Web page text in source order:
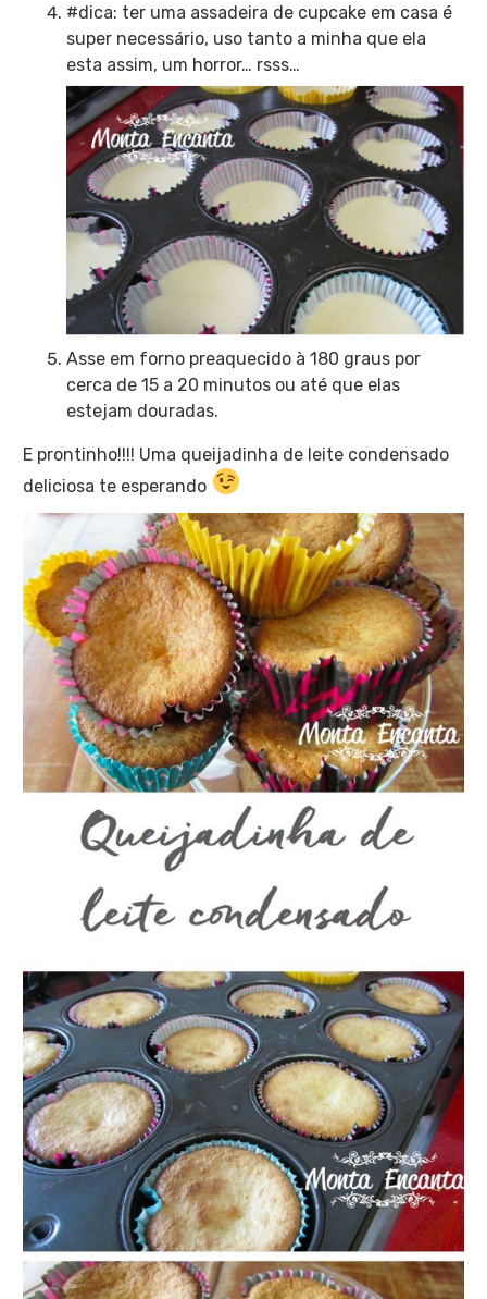
#dica: ter uma assadeira de cupcake em casa é
super necessário, uso tanto a minha que ela
esta assim, um horror… rsss…
Asse em forno preaquecido à 180 graus por
cerca de 15 a 20 minutos ou até que elas
estejam douradas.
E prontinho!!!! Uma queijadinha de leite condensado
deliciosa te esperando